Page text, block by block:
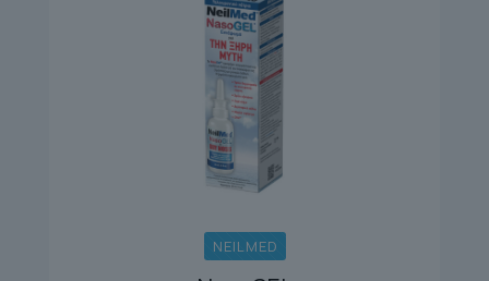
NEILMED